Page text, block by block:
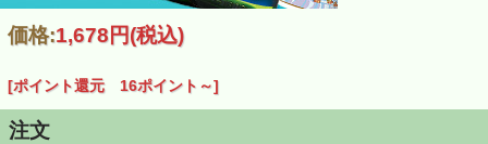
価格:1,678円(税込)
[ポイント還元 16ポイント～]
注文